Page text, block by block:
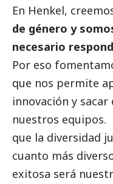
En Henkel,
de género y
necesario
Por eso
que nos permite
innovación y
nuestros equipos.
que la diversidad
cuanto más
exitosa será